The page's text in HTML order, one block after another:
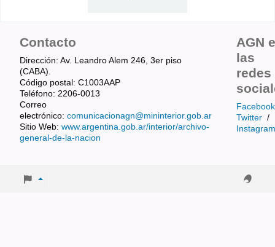
Contacto
Dirección: Av. Leandro Alem 246, 3er piso
(CABA).
Código postal: C1003AAP
Teléfono: 2206-0013
Correo
electrónico: comunicacionagn@mininterior.gob.ar
Sitio Web: www.argentina.gob.ar/interior/archivo-
general-de-la-nacion
AGN
las
redes
Facebook
Twitter /
Instagram